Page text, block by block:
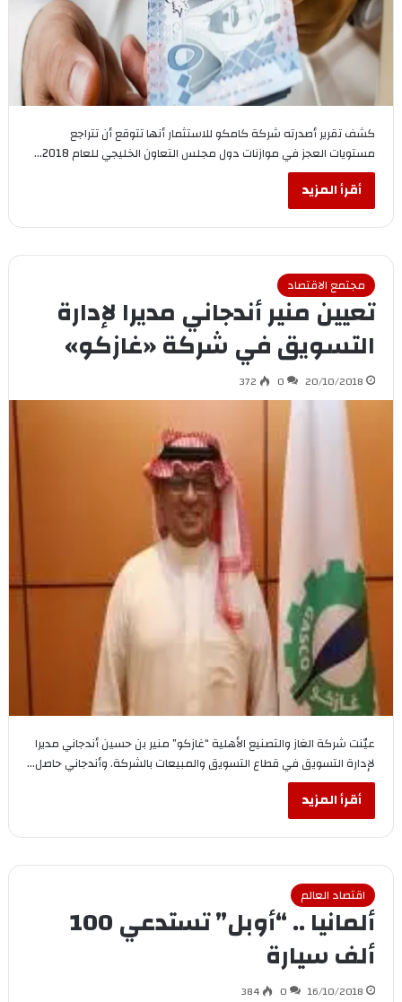
كشف تقرير أصدرته شركة كامكو للاستثمار أنها تتوقع أن تتراجع
مستويات العجز في موازنات دول مجلس التعاون الخليجي للعام 2018…
أقرأ المزيد
مجتمع الاقتصاد
تعيين منير أندجاني مديرا لإدارة
التسويق في شركة «غازكو»
20/10/2018
0
372
عيّنت شركة الغاز والتصنيع الأهلية “غازكو” منير بن حسين أندجاني مديرا
لإدارة التسويق في قطاع التسويق والمبيعات بالشركة. وأندجاني حاصل…
أقرأ المزيد
اقتصاد العالم
ألمانيا .. “أوبل” تستدعي 100
ألف سيارة
16/10/2018
0
384